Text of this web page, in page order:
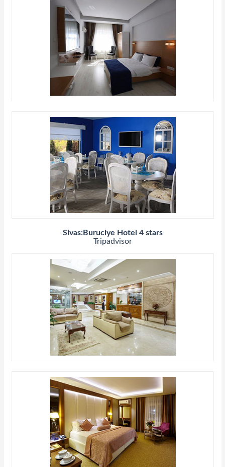
Sivas:Buruciye Hotel 4 stars
Tripadvisor